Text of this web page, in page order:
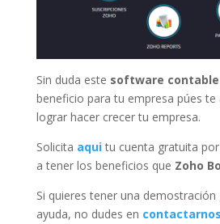
Sin duda este software contable
beneficio para tu empresa púes
lograr hacer crecer tu empresa.
Solicita aquitu cuenta gratuita
a tener los beneficios que Zoho
Si quieres tener una
ayuda, no dudes en contactarnos